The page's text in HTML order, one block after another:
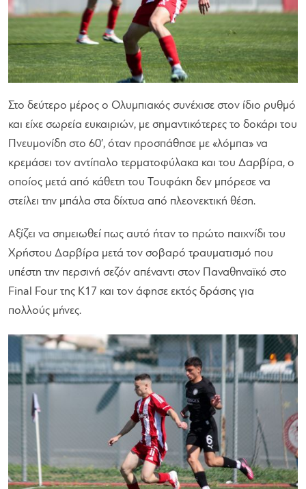
Στο δεύτερο μέρος ο Ολυμπιακός συνέχισε στον ίδιο ρυθμό
και είχε σωρεία ευκαιριών, με σημαντικότερες το δοκάρι του
Πνευμονίδη στο 60′, όταν προσπάθησε με «λόμπα» να
κρεμάσει τον αντίπαλο τερματοφύλακα και του Δαρβίρα, ο
οποίος μετά από κάθετη του Τουφάκη δεν μπόρεσε να
στείλει την μπάλα στα δίχτυα από πλεονεκτική θέση.
Αξίζει να σημειωθεί πως αυτό ήταν το πρώτο παιχνίδι του
Χρήστου Δαρβίρα μετά τον σοβαρό τραυματισμό που
υπέστη την περσινή σεζόν απέναντι στον Παναθηναϊκό στο
Final Four της Κ17 και τον άφησε εκτός δράσης για
πολλούς μήνες.